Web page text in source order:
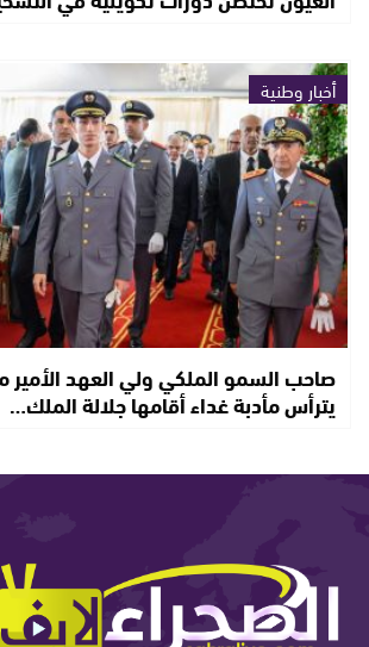
أخبار وطنية
صاحب السمو الملكي ولي العهد
يترأس مأدبة غداء أقامها جلالة الملك…